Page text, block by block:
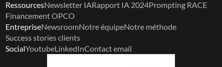
RessourcesNewsletter IARapport IA 2024Prompting RACE
Financement OPCO
EntrepriseNewsroomNotre équipeNotre méthode
Success stories clients
SocialYoutubeLinkedInContact email